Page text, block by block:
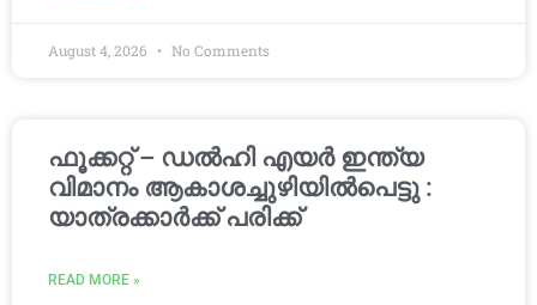
August 4, 2026 No Comments
ഫൂക്കറ്റ് – ഡൽഹി എയര്‍ ഇന്ത്യ
വിമാനം ആകാശച്ചുഴിയില്‍പെട്ടു :
യാത്രക്കാര്‍ക്ക് പരിക്ക്
READ MORE »